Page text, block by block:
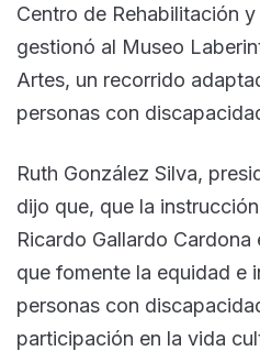
Centro de Rehabilitación
gestionó al Museo
Artes, un recorrido
personas con
Ruth González Silva,
dijo que, que la
Ricardo Gallardo
que fomente la equidad e
personas con
participación en la vida